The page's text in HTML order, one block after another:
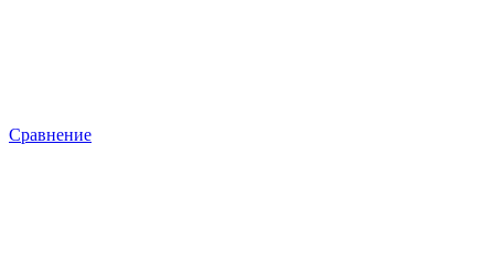
Сравнение